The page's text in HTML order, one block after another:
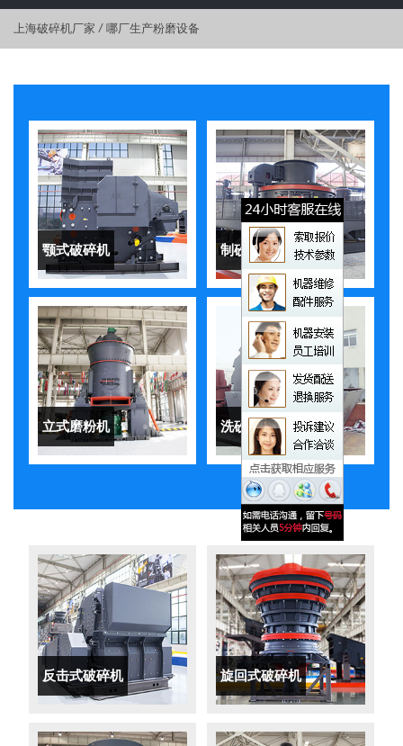
上海破碎机厂家 / 哪厂生产粉磨设备
颚式破碎机 制砂机
立式磨粉机 洗砂机
反击式破碎机 旋回式破碎机